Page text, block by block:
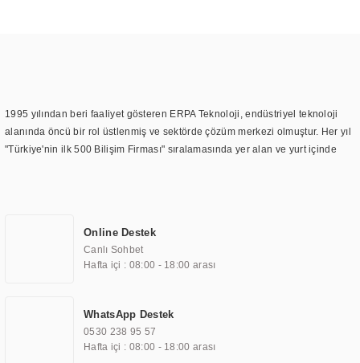
1995 yılından beri faaliyet gösteren ERPA Teknoloji, endüstriyel teknoloji
alanında öncü bir rol üstlenmiş ve sektörde çözüm merkezi olmuştur. Her yıl
"Türkiye'nin ilk 500 Bilişim Firması" sıralamasında yer alan ve yurt içinde
TOCHI markası altında kendi ürettiği ürünlerde kullanmıştır. Günümüzde
TOCHI; videowall, digital signage, kiosk, totem, akıllı durak ekranı, araç içi
ekran, asansör ekranı, digital menüboard, marin ekran, medikal ekran,
ekranları, endüstriyel ekranlar, kapı önü bilgi ekranları, panel PC,
endüstriyel Panel PC, mini PC, endüstriyel mini PC ve akıllı bina sistemleri
gibi çözümleri 4.5" ile 110” boyutları arasında üretebilirken, ayrıca standart
Online Destek
Canlı Sohbet
Hafta içi : 08:00 - 18:00 arası
WhatsApp Destek
0530 238 95 57
Hafta içi : 08:00 - 18:00 arası